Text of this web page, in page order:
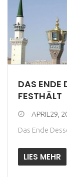
DAS ENDE
FESTHÄLT
APRIL29,
Das Ende
LIES MEHR